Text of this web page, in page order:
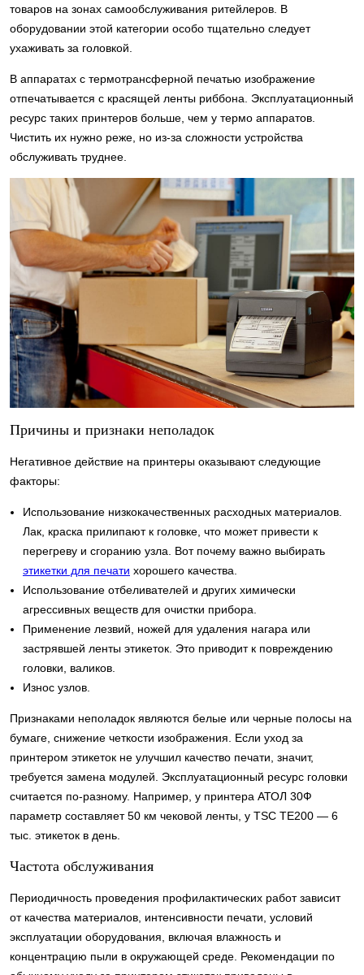
товаров на зонах самообслуживания ритейлеров. В
оборудовании этой категории особо тщательно следует
ухаживать за головкой.
В аппаратах с термотрансферной печатью изображение
отпечатывается с красящей ленты риббона. Эксплуатационный
ресурс таких принтеров больше, чем у термо аппаратов.
Чистить их нужно реже, но из-за сложности устройства
обслуживать труднее.
Причины и признаки неполадок
Негативное действие на принтеры оказывают следующие
факторы:
Использование низкокачественных расходных материалов.
Лак, краска прилипают к головке, что может привести к
перегреву и сгоранию узла. Вот почему важно выбирать
этикетки для печати хорошего качества.
Использование отбеливателей и других химически
агрессивных веществ для очистки прибора.
Применение лезвий, ножей для удаления нагара или
застрявшей ленты этикеток. Это приводит к повреждению
головки, валиков.
Износ узлов.
Признаками неполадок являются белые или черные полосы на
бумаге, снижение четкости изображения. Если уход за
принтером этикеток не улучшил качество печати, значит,
требуется замена модулей. Эксплуатационный ресурс головки
считается по-разному. Например, у принтера АТОЛ 30Ф
параметр составляет 50 км чековой ленты, у TSC TE200 — 6
тыс. этикеток в день.
Частота обслуживания
Периодичность проведения профилактических работ зависит
от качества материалов, интенсивности печати, условий
эксплуатации оборудования, включая влажность и
концентрацию пыли в окружающей среде. Рекомендации по